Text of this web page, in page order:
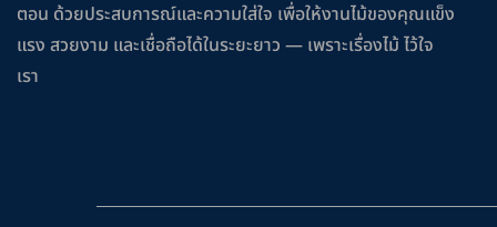
ตอน ด้วยประสบการณ์และความใส่ใจ เพื่อให้งานไม้ของคุณแข็ง
แรง สวยงาม และเชื่อถือได้ในระยะยาว — เพราะเรื่องไม้ ไว้ใจ
เรา